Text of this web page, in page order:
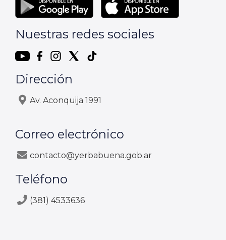
Nuestras redes sociales
Dirección
Av. Aconquija 1991
Correo electrónico
contacto@yerbabuena.gob.ar
Teléfono
(381) 4533636